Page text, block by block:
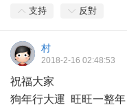
支持 反對
村
2018-2-16 02:48:53
祝福大家
狗年行大運 旺旺一整年